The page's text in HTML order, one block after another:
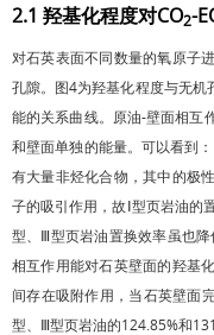
2.1 羟基化程度对CO2-
对石英表面不同数量的氧原子
孔隙。 图4为羟基化程度与无机
能的关系曲线。原油-壁面相互
和壁面单独的能量。可以看到
有大量非烃化合物，其中的极
子的吸引作用，故Ⅰ型页岩油的
型、Ⅲ型页岩油置换效率虽也
相互作用能对石英壁面的羟基
间存在吸附作用，当石英壁面
型、Ⅲ型页岩油的124.85%和